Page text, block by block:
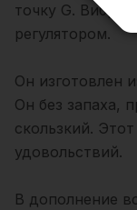
точку G.
регулятором.
Он изготовлен
Он без запаха,
скользкий.
удовольствий.
В дополнение